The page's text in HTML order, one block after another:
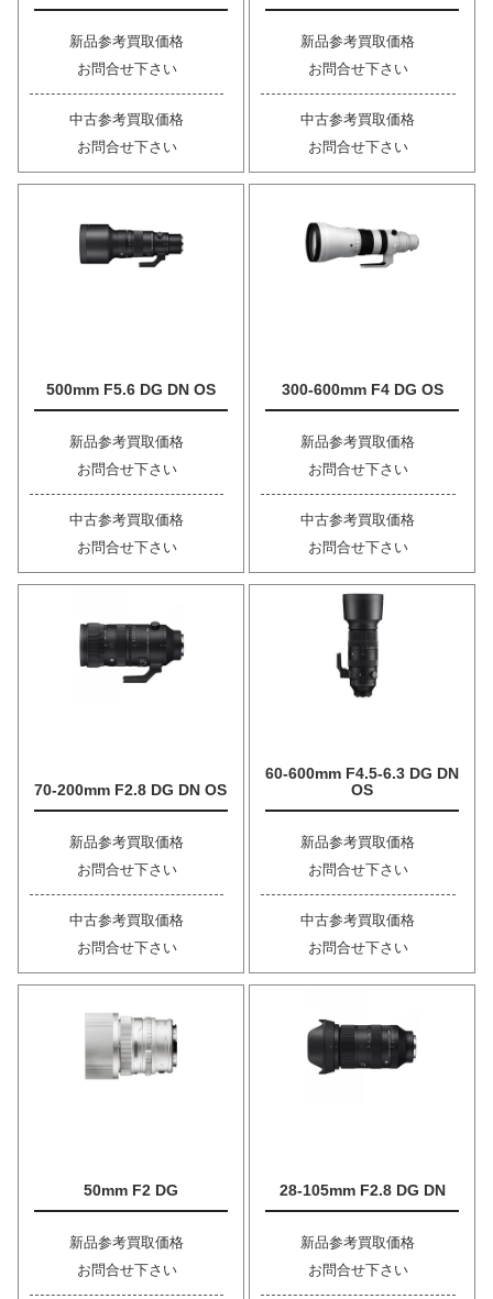
新品参考買取価格
お問合せ下さい
中古参考買取価格
お問合せ下さい
新品参考買取価格
お問合せ下さい
中古参考買取価格
お問合せ下さい
500mm F5.6 DG DN OS
新品参考買取価格
お問合せ下さい
中古参考買取価格
お問合せ下さい
300-600mm F4 DG OS
新品参考買取価格
お問合せ下さい
中古参考買取価格
お問合せ下さい
70-200mm F2.8 DG DN OS
新品参考買取価格
お問合せ下さい
中古参考買取価格
お問合せ下さい
60-600mm F4.5-6.3 DG DN
OS
新品参考買取価格
お問合せ下さい
中古参考買取価格
お問合せ下さい
50mm F2 DG
新品参考買取価格
お問合せ下さい
28-105mm F2.8 DG DN
新品参考買取価格
お問合せ下さい